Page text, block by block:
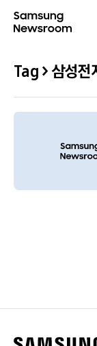
Tag > 삼성전